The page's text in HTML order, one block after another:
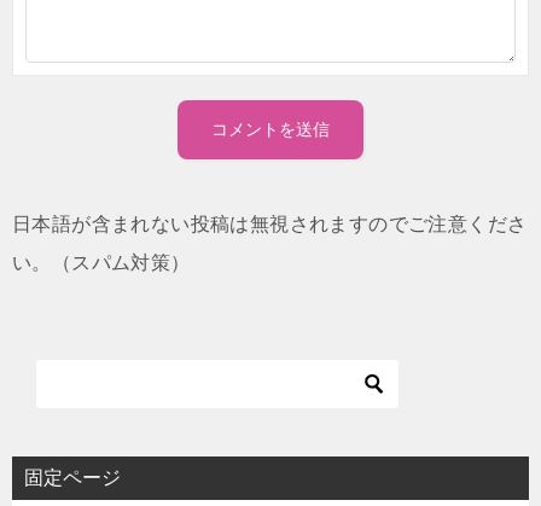
日本語が含まれない投稿は無視されますのでご注意くださ
い。（スパム対策）
固定ページ